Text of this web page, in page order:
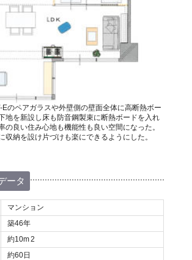
Eのペアガラスや外壁側の壁面全体に高断熱ボー
地を新設し床も防音鋼製束に断熱ボードを入れ
の良い住み心地も機能性も良い空間になった。
収納を設け片づけも楽にできるようにした。
ータ
マンション
築46年
約10m2
約60日